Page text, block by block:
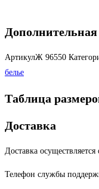
АртикулЖ 96550
белье
Таблица
Доставка
Доставка
Телефон службы